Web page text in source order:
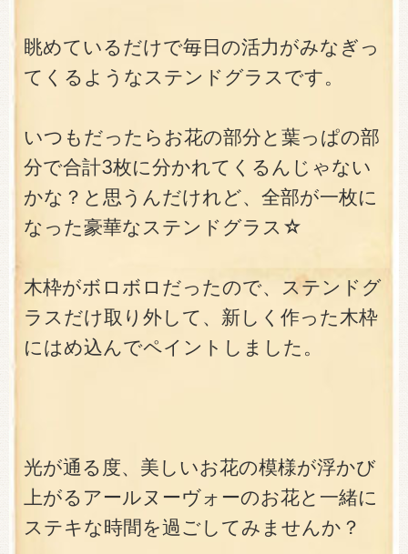
眺めているだけで毎日の活力がみなぎっ
てくるようなステンドグラスです。
いつもだったらお花の部分と葉っぱの部
分で合計3枚に分かれてくるんじゃない
かな？と思うんだけれど、全部が一枚に
なった豪華なステンドグラス☆
木枠がボロボロだったので、ステンドグ
ラスだけ取り外して、新しく作った木枠
にはめ込んでペイントしました。
光が通る度、美しいお花の模様が浮かび
上がるアールヌーヴォーのお花と一緒に
ステキな時間を過ごしてみませんか？